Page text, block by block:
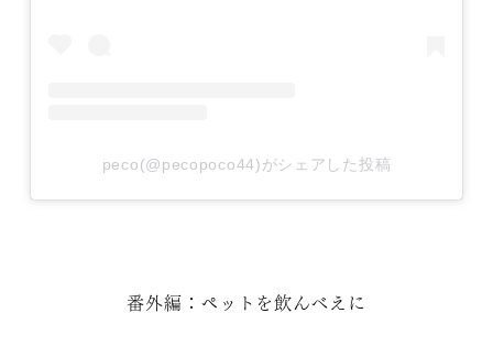
peco(@pecopoco44)がシェアした投稿
番外編：ペットを飲んべえに